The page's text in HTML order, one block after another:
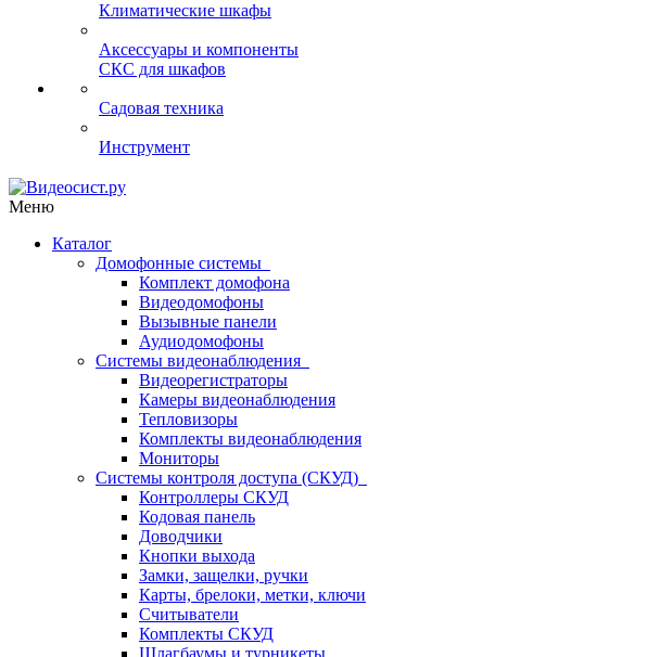
Климатические шкафы
Аксессуары и компоненты
СКС для шкафов
Садовая техника
Инструмент
Меню
Каталог
Домофонные системы
Комплект домофона
Видеодомофоны
Вызывные панели
Аудиодомофоны
Системы видеонаблюдения
Видеорегистраторы
Камеры видеонаблюдения
Тепловизоры
Комплекты видеонаблюдения
Мониторы
Системы контроля доступа (СКУД)
Контроллеры СКУД
Кодовая панель
Доводчики
Кнопки выхода
Замки, защелки, ручки
Карты, брелоки, метки, ключи
Считыватели
Комплекты СКУД
Шлагбаумы и турникеты